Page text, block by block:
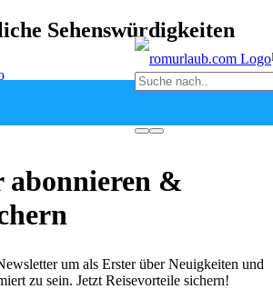
Sehenswürdigkeiten
abonnieren &
um als Erster über Neuigkeiten und
zu sein. Jetzt Reisevorteile sichern!